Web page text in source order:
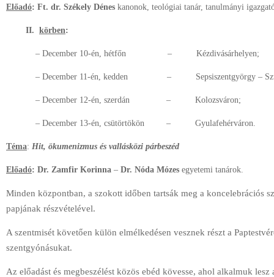
Előadó: Ft. dr. Székely Dénes kanonok, teológiai tanár, tanulmányi
II. körben:
– December 10-én, hétfőn – Kézdivásárhelyen;
– December 11-én, kedden – Sepsiszentgyörgy –
– December 12-én, szerdán – Kolozsváron;
– December 13-én, csütörtökön – Gyulafehérváron.
Téma: Hit, ökumenizmus és vallásközi párbeszéd
Előadó: Dr. Zamfir Korinna – Dr. Nóda Mózes egyetemi tanárok.
Minden központban, a szokott időben tartsák meg a koncelebrációs
papjának részvételével.
A szentmisét követően külön elmélkedésen vesznek részt a
szentgyónásukat.
Az előadást és megbeszélést közös ebéd kövesse, ahol alkalmuk lesz